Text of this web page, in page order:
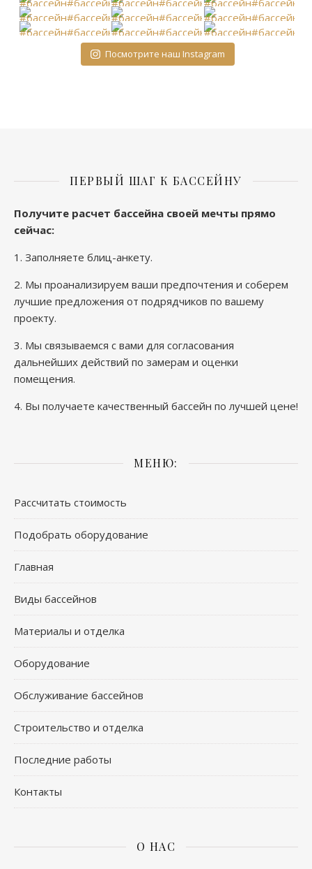
Посмотрите наш Instagram
ПЕРВЫЙ ШАГ К БАССЕЙНУ
Получите расчет бассейна своей мечты прямо
сейчас:
1. Заполняете блиц-анкету.
2. Мы проанализируем ваши предпочтения и соберем
лучшие предложения от подрядчиков по вашему
проекту.
3. Мы связываемся с вами для согласования
дальнейших действий по замерам и оценки
помещения.
4. Вы получаете качественный бассейн по лучшей цене!
МЕНЮ:
Рассчитать стоимость
Подобрать оборудование
Главная
Виды бассейнов
Материалы и отделка
Оборудование
Обслуживание бассейнов
Строительство и отделка
Последние работы
Контакты
О НАС